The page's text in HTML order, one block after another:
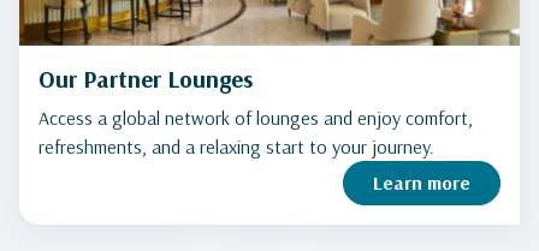
Our Partner Lounges
Access a global network of lounges and enjoy comfort,
refreshments, and a relaxing start to your journey.
Learn more